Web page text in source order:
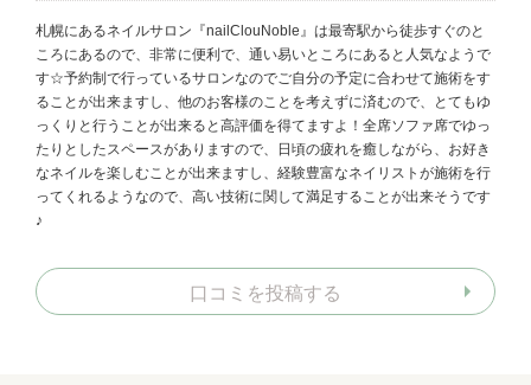
札幌にあるネイルサロン『nailClouNoble』は最寄駅から徒歩すぐのと
ころにあるので、非常に便利で、通い易いところにあると人気なようで
す☆予約制で行っているサロンなのでご自分の予定に合わせて施術をす
ることが出来ますし、他のお客様のことを考えずに済むので、とてもゆ
っくりと行うことが出来ると高評価を得てますよ！全席ソファ席でゆっ
たりとしたスペースがありますので、日頃の疲れを癒しながら、お好き
なネイルを楽しむことが出来ますし、経験豊富なネイリストが施術を行
ってくれるようなので、高い技術に関して満足することが出来そうです
♪
口コミを投稿する